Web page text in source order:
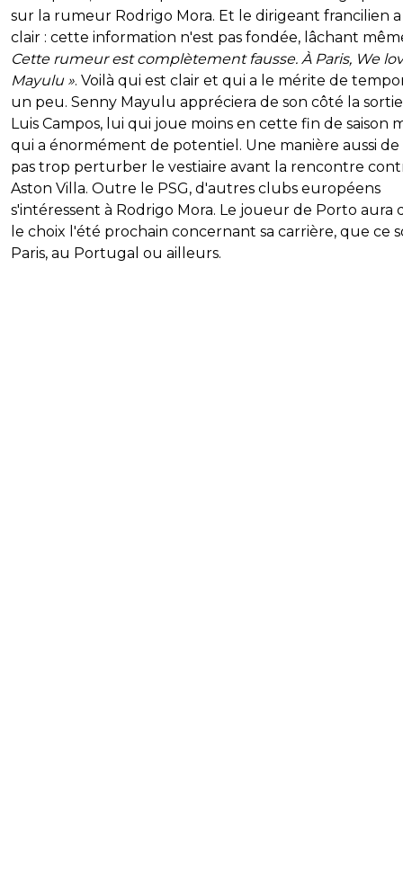
sur la rumeur Rodrigo Mora. Et le dirigeant francilien
clair : cette information n'est pas fondée, lâchant
Cette rumeur est complètement fausse. À Paris, We
Mayulu ». Voilà qui est clair et qui a le mérite de
un peu. Senny Mayulu appréciera de son côté la
Luis Campos, lui qui joue moins en cette fin de saison
qui a énormément de potentiel. Une manière aussi de
pas trop perturber le vestiaire avant la rencontre
Aston Villa. Outre le PSG, d'autres clubs européens
s'intéressent à Rodrigo Mora. Le joueur de Porto aura
le choix l'été prochain concernant sa carrière, que ce
Paris, au Portugal ou ailleurs.